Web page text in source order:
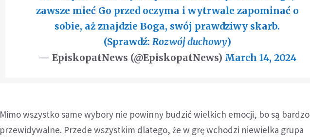
zawsze mieć Go przed oczyma i wytrwale zapominać o
sobie, aż znajdzie Boga, swój prawdziwy skarb.
(Sprawdź: Rozwój duchowy)
— EpiskopatNews (@EpiskopatNews) March 14, 2024
Mimo wszystko same wybory nie powinny budzić wielkich emocji, bo są bardzo
przewidywalne. Przede wszystkim dlatego, że w grę wchodzi niewielka grupa